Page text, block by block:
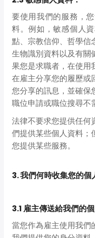
要使用我們的服務，
料。例如，敏感個人
點、宗教信仰、哲學信
生物識別資料以及有關
果您是求職者，在使用
在雇主分享您的履歷或
您分享的訊息，並確保
職位申請或職位搜尋不
法律不要求您提供任何
們提供某些個人資料；
您提供某些服務。
3. 我們何時收集您的個
3.1 雇主傳送給我們的
當您作為雇主使用我們